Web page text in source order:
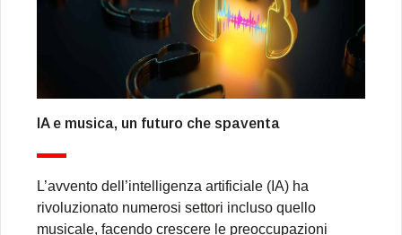
IA e musica, un futuro che spaventa
L’avvento dell’intelligenza artificiale (IA) ha
rivoluzionato numerosi settori incluso quello
musicale, facendo crescere le preoccupazioni